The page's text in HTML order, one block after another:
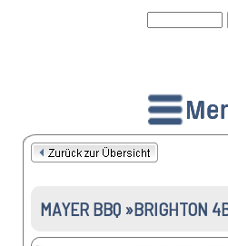
MAYER BBQ »BRIGHTON